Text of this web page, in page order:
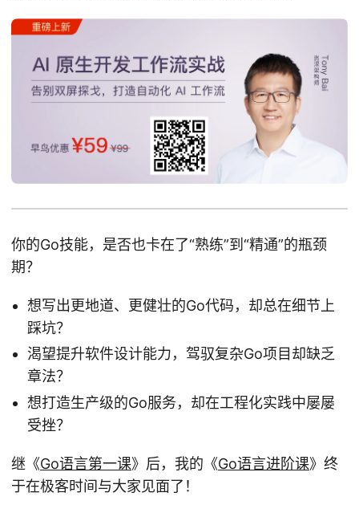
你的Go技能，是否也卡在了“熟练”到“精通”的瓶颈
期？
想写出更地道、更健壮的Go代码，却总在细节上
踩坑？
渴望提升软件设计能力，驾驭复杂Go项目却缺乏
章法？
想打造生产级的Go服务，却在工程化实践中屡屡
受挫？
继《Go语言第一课》后，我的《Go语言进阶课》终
于在极客时间与大家见面了！